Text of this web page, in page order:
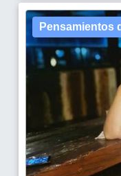
Pensamientos